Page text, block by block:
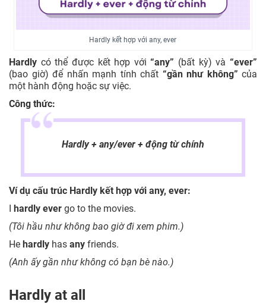
Hardly kết hợp với any, ever
Hardly có thể được kết hợp với“any” (bất kỳ) và“ever”
(bao giờ) để nhấn mạnh tính chất “gần như không” của
một hành động hoặc sự việc.
Công thức:
Hardly + any/ever + động từ chính
Ví dụ cấu trúc Hardly kết hợp với any, ever:
I hardly ever go to the movies.
(Tôi hầu như không bao giờ đi xem phim.)
He hardly has any friends.
(Anh ấy gần như không có bạn bè nào.)
Hardly at all